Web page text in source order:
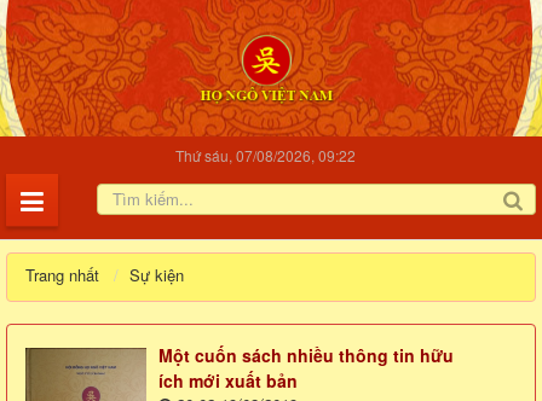
Thứ sáu, 07/08/2026, 09:22
Trang nhất Sự kiện
Một cuốn sách nhiều thông tin hữu
ích mới xuất bản